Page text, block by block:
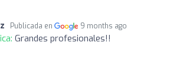
Publicada en 9 months ago
Grandes profesionales!!